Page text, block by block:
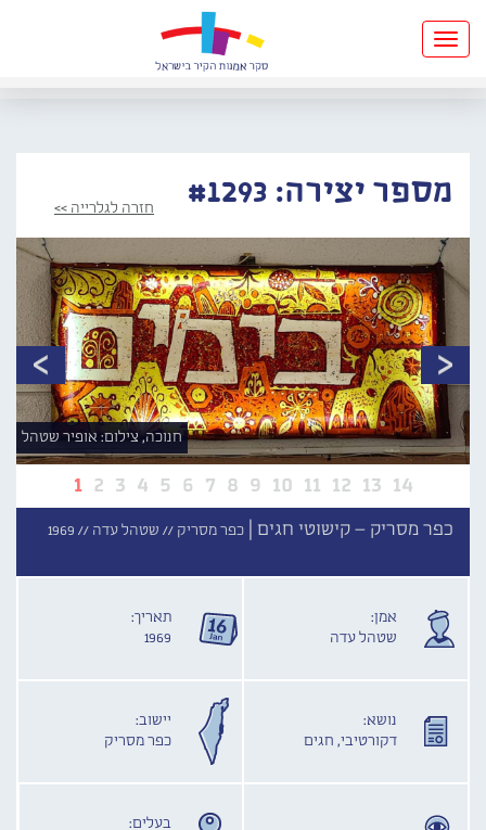
Toggle
navigation
מספר יצירה: #1293 חזרה לגלרייה >>
1 2 3 4 5 6 7 8 9 10 11 12 13 14
חנוכה, צילום: אופיר שטהל
כפר מסריק – קישוטי חגים | כפר מסריק // שטהל עדה // 1969
אמן:
שטהל עדה
תאריך:
1969
נושא:
דקורטיבי, חגים
יישוב:
כפר מסריק
בעלים: